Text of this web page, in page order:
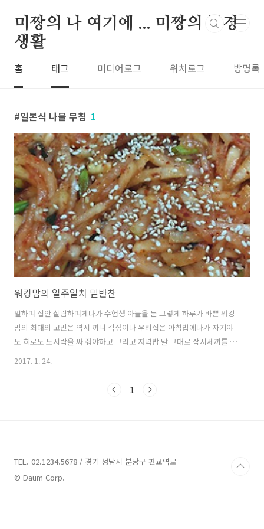
미짱의 나 여기에 ... 미짱의 동경
생활
홈 태그 미디어로그 위치로그 방명록
일본식 나물 무침 1
워킹맘의 일주일치 밑반찬
일하며 집안 살림하며게다가 수험생 아들을 둔 그렇게 하루가 바쁜 워킹
맘의 최대의 고민은 역시 끼니 걱정이다 우리집은 아침밥에다가 자기야
도 히로도 도시락을 싸 줘야하고 그리고 저녁밥 말 그대로 삼시세끼를 걱
정 해야 하는 워킹맘이다 많은 분들이 일주일치 밑반찬을 쉬는날 만들어
이 쉽지 그 많은걸 어찌 한번에 다 만들까 그리고 주초에는 좋은데 목요
2017. 1. 24.
1
TEL. 02.1234.5678 / 경기 성남시 분당구 판교역로
© Daum Corp.